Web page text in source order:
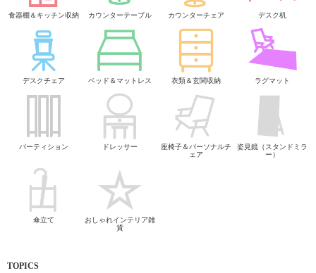
食器棚＆キッチン収納 カウンターテーブル カウンターチェア デスク机
デスクチェア ベッド＆マットレス 衣類＆玄関収納 ラグマット
パーティション ドレッサー
座椅子＆パーソナルチ
ェア
姿見鏡（スタンドミラ
ー）
傘立て
おしゃれインテリア雑
貨